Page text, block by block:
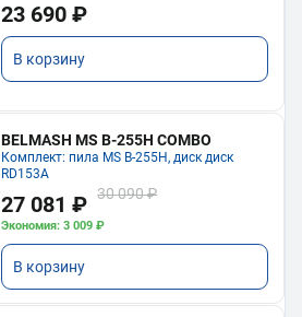
23 690 ₽
В корзину
BELMASH MS B-255H COMBO
Комплект: пила MS B-255H, диск диск
RD153A
27 081 ₽ 30 090 ₽
Экономия: 3 009 ₽
В корзину